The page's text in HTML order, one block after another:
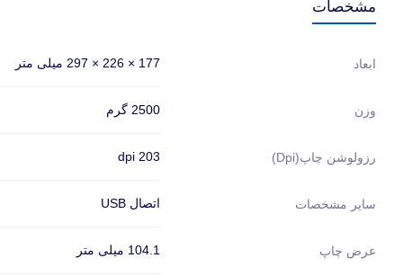
مشخصات
ابعاد 177 × 226 × 297 میلی متر
وزن 2500 گرم
رزولوشن چاپ(dpi) 203 dpi
سایر مشخصات اتصال USB
عرض چاپ 104.1 میلی متر